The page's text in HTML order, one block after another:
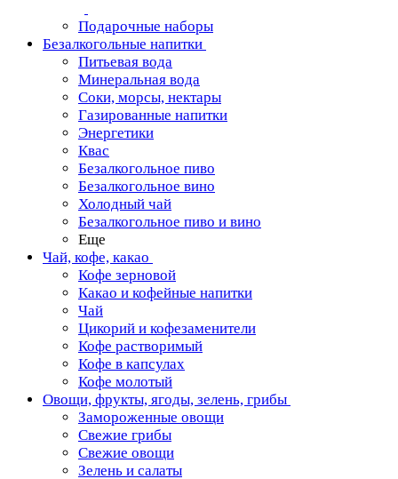
Подарочные наборы
Безалкогольные напитки
Питьевая вода
Минеральная вода
Соки, морсы, нектары
Газированные напитки
Энергетики
Квас
Безалкогольное пиво
Безалкогольное вино
Холодный чай
Безалкогольное пиво и вино
Еще
Чай, кофе, какао
Кофе зерновой
Какао и кофейные напитки
Чай
Цикорий и кофезаменители
Кофе растворимый
Кофе в капсулах
Кофе молотый
Овощи, фрукты, ягоды, зелень, грибы
Замороженные овощи
Свежие грибы
Свежие овощи
Зелень и салаты